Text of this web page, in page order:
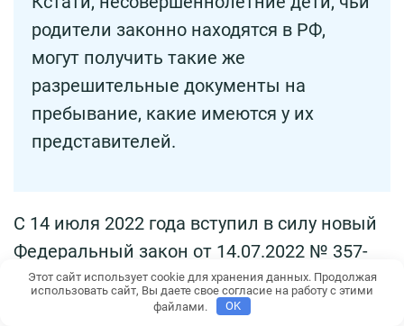
родители законно находятся в РФ,
могут получить такие же
разрешительные документы на
пребывание, какие имеются у их
представителей.
С 14 июля 2022 года вступил в силу новый
Федеральный закон от 14.07.2022 № 357-
ФЗ“О внесении изменений в Федеральный
закон “О правовом положении
Этот сайт использует cookie для хранения данных. Продолжая
использовать сайт, Вы даете свое согласие на работу с этими
файлами.
OK